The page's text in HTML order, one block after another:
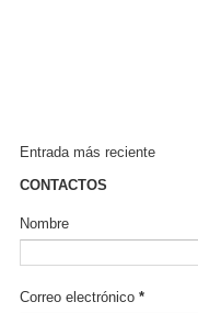
Entrada más reciente
CONTACTOS
Nombre
Correo electrónico *